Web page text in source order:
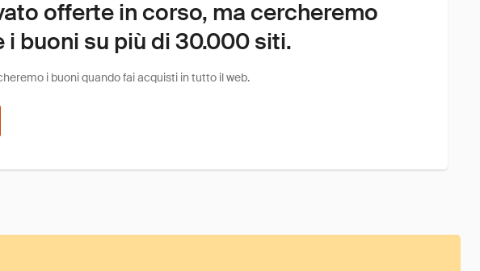
offerte in corso, ma cercheremo
buoni su più di 30.000 siti.
i buoni quando fai acquisti in tutto il web.